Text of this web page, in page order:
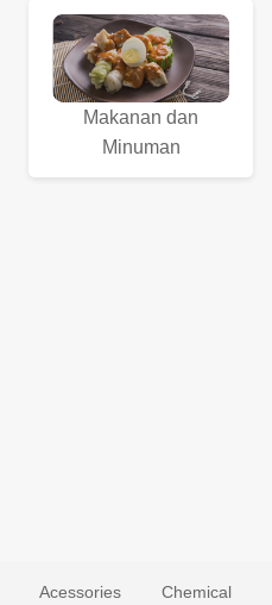
Makanan dan
Minuman
Acessories Chemical